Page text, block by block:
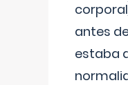
antes
estaba